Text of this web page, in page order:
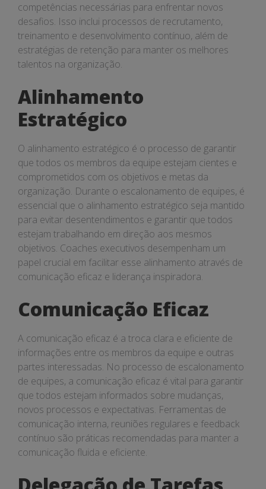
competências necessárias para enfrentar novos
desafios. Isso inclui processos de recrutamento,
treinamento e desenvolvimento contínuo, além de
estratégias de retenção para manter os melhores
talentos na organização.
Alinhamento
Estratégico
O alinhamento estratégico é o processo de garantir
que todos os membros da equipe estejam cientes e
comprometidos com os objetivos e metas da
organização. Durante o escalonamento de equipes, é
essencial que o alinhamento estratégico seja mantido
para evitar desentendimentos e garantir que todos
estejam trabalhando em direção aos mesmos
objetivos. Coaches executivos desempenham um
papel crucial em facilitar esse alinhamento através de
comunicação eficaz e liderança inspiradora.
Comunicação Eficaz
A comunicação eficaz é a troca clara e eficiente de
informações entre os membros da equipe e outras
partes interessadas. No processo de escalonamento
de equipes, a comunicação eficaz é vital para garantir
que todos estejam informados sobre mudanças,
novos processos e expectativas. Ferramentas de
comunicação interna, reuniões regulares e feedback
contínuo são práticas recomendadas para manter a
comunicação fluida e eficiente.